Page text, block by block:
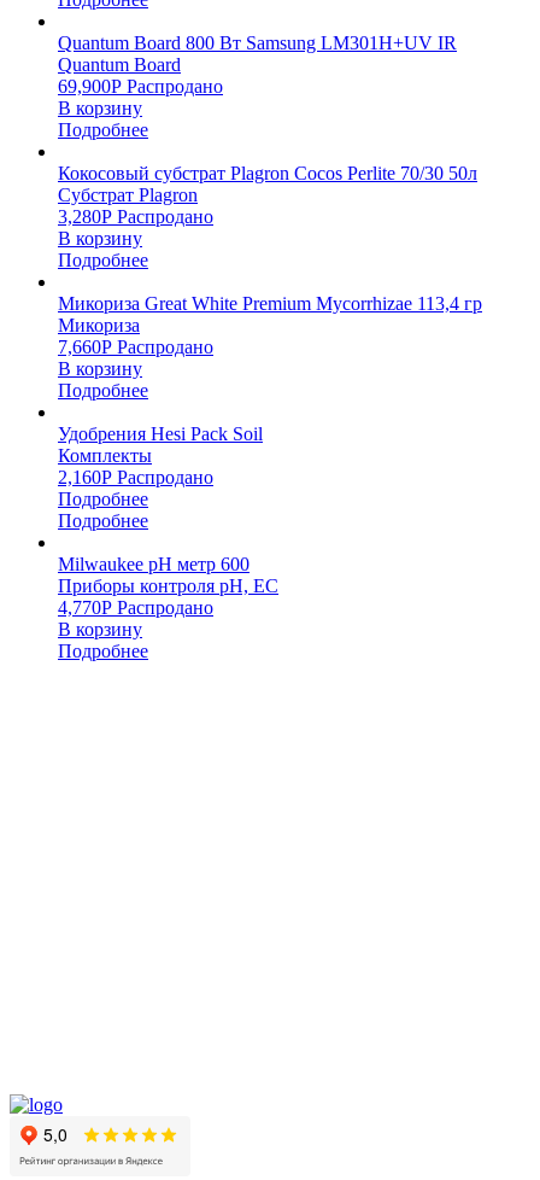
Quantum Board 800 Вт Samsung LM301H+UV IR
Quantum Board
69,900Р Распродано
В корзину
Подробнее
Кокосовый субстрат Plagron Cocos Perlite 70/30 50л
Субстрат Plagron
3,280Р Распродано
В корзину
Подробнее
Микориза Great White Premium Mycorrhizae 113,4 гр
Микориза
7,660Р Распродано
В корзину
Подробнее
Удобрения Hesi Pack Soil
Комплекты
2,160Р Распродано
Подробнее
Подробнее
Milwaukee pH метр 600
Приборы контроля pH, EC
4,770Р Распродано
В корзину
Подробнее